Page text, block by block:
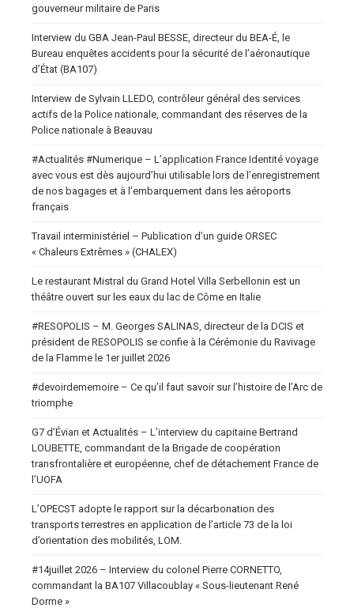
gouverneur militaire de Paris
Interview du GBA Jean-Paul BESSE, directeur du BEA-É, le
Bureau enquêtes accidents pour la sécurité de l’aéronautique
d’État (BA107)
Interview de Sylvain LLEDO, contrôleur général des services
actifs de la Police nationale, commandant des réserves de la
Police nationale à Beauvau
#Actualités #Numerique – L’application France Identité voyage
avec vous est dès aujourd’hui utilisable lors de l’enregistrement
de nos bagages et à l’embarquement dans les aéroports
français
Travail interministériel – Publication d’un guide ORSEC
« Chaleurs Extrêmes » (CHALEX)
Le restaurant Mistral du Grand Hotel Villa Serbellonin est un
théâtre ouvert sur les eaux du lac de Côme en Italie
#RESOPOLIS – M. Georges SALINAS, directeur de la DCIS et
président de RESOPOLIS se confie à la Cérémonie du Ravivage
de la Flamme le 1er juillet 2026
#devoirdememoire – Ce qu’il faut savoir sur l’histoire de l’Arc de
triomphe
G7 d’Évian et Actualités – L’interview du capitaine Bertrand
LOUBETTE, commandant de la Brigade de coopération
transfrontalière et européenne, chef de détachement France de
l’UOFA
L’OPECST adopte le rapport sur la décarbonation des
transports terrestres en application de l’article 73 de la loi
d’orientation des mobilités, LOM.
#14juillet 2026 – Interview du colonel Pierre CORNETTO,
commandant la BA107 Villacoublay « Sous-lieutenant René
Dorme »